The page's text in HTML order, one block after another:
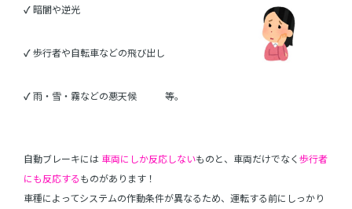
✓暗闇や逆光
✓歩行者や自転車などの飛び出し
✓雨・雪・霧などの悪天候 等。
自動ブレーキには 車両にしか反応しないものと、車両だけでなく歩行者
にも反応するものがあります！
車種によってシステムの作動条件が異なるため、運転する前にしっかり